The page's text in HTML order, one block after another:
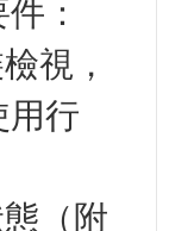
視，
行
（附